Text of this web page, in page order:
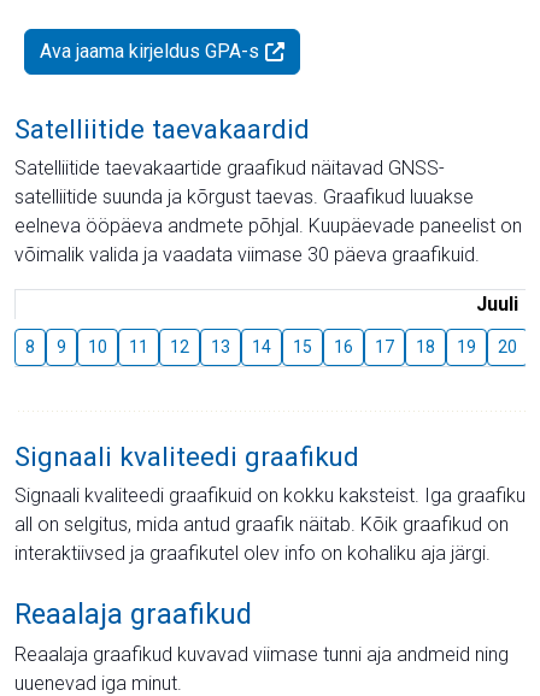
Ava jaama kirjeldus GPA-s
Satelliitide taevakaardid
Satelliitide taevakaartide graafikud näitavad GNSS-
satelliitide suunda ja kõrgust taevas. Graafikud luuakse
eelneva ööpäeva andmete põhjal. Kuupäevade paneelist on
võimalik valida ja vaadata viimase 30 päeva graafikuid.
Juuli
8 9 10 11 12 13 14 15 16 17 18 19 20
Signaali kvaliteedi graafikud
Signaali kvaliteedi graafikuid on kokku kaksteist. Iga graafiku
all on selgitus, mida antud graafik näitab. Kõik graafikud on
interaktiivsed ja graafikutel olev info on kohaliku aja järgi.
Reaalaja graafikud
Reaalaja graafikud kuvavad viimase tunni aja andmeid ning
uuenevad iga minut.